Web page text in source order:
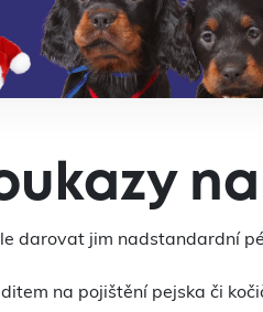
darovat jim nadstandardní
na pojištění pejska či